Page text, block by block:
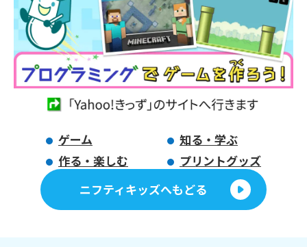
ゲーム
知る・学ぶ
作る・楽しむ
プリントグッズ
ニフティキッズへもどる